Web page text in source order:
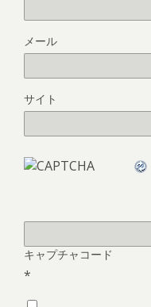
メール
サイト
キャプチャコード
*